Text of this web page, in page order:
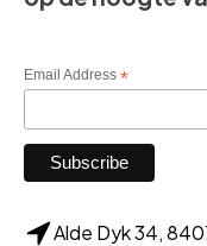
Email Address *
Alde Dyk 34,